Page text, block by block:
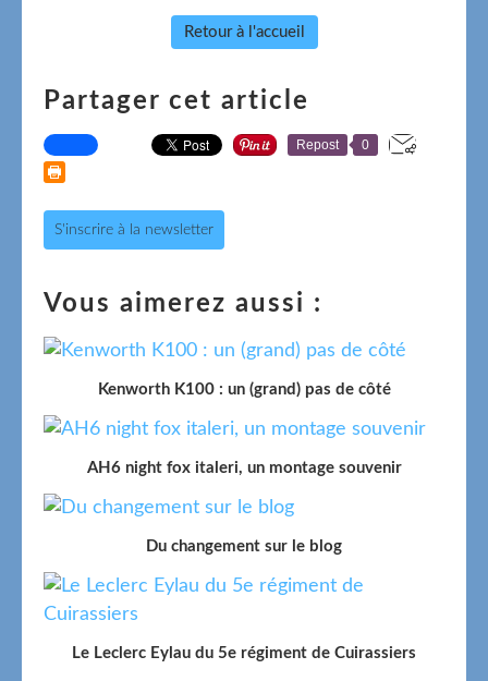
Retour à l'accueil
Partager cet article
Repost 0
S'inscrire à la newsletter
Vous aimerez aussi :
Kenworth K100 : un (grand) pas de côté
AH6 night fox italeri, un montage souvenir
Du changement sur le blog
Le Leclerc Eylau du 5e régiment de Cuirassiers